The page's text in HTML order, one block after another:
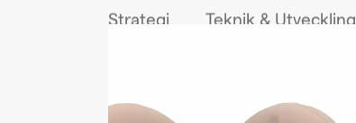
Strategi Teknik & Utveckling